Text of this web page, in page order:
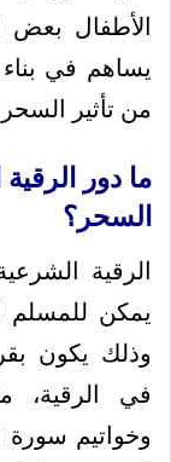
الأطفال بعض
يساهم في
من تأثير
ما دور
السحر؟
الرقية
يمكن للمسلم
وذلك يكون
في الرقية،
وخواتيم سورة